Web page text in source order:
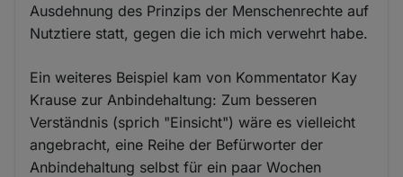
Ausdehnung des Prinzips der Menschenrechte auf
Nutztiere statt, gegen die ich mich verwehrt habe.
Ein weiteres Beispiel kam von Kommentator Kay
Krause zur Anbindehaltung: Zum besseren
Verständnis (sprich "Einsicht") wäre es vielleicht
angebracht, eine Reihe der Befürworter der
Anbindehaltung selbst für ein paar Wochen